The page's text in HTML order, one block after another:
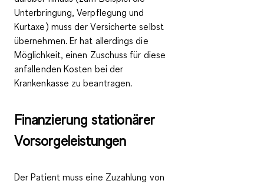
Unterbringung, Verpflegung und
Kurtaxe) muss der Versicherte selbst
übernehmen. Er hat allerdings die
Möglichkeit, einen Zuschuss für diese
anfallenden Kosten bei der
Krankenkasse zu beantragen.
Finanzierung stationärer
Vorsorgeleistungen
Der Patient muss eine Zuzahlung von